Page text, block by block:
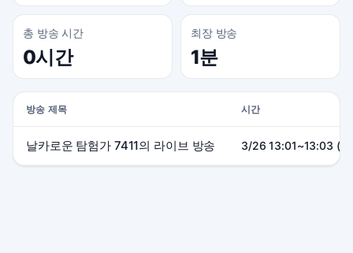
총 방송 시간
0시간
최장 방송
1분
방송 제목 시간
날카로운 탐험가 7411의 라이브 방송 3/26 13:01~13:03